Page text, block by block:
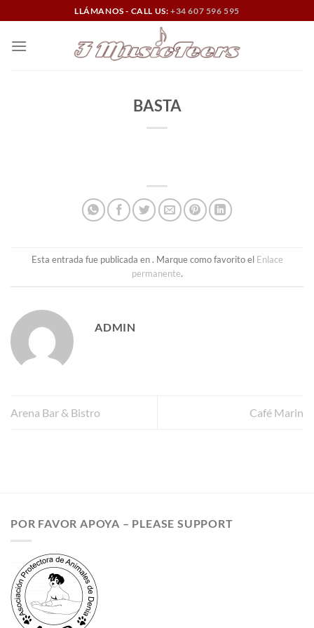
al
contenido
LLÁMANOS - CALL US: +34 607 596 595
BASTA
Esta entrada fue publicada en . Marque como favorito el Enlace
permanente.
ADMIN
Arena Bar & Bistro Café Marin
POR FAVOR APOYA – PLEASE SUPPORT